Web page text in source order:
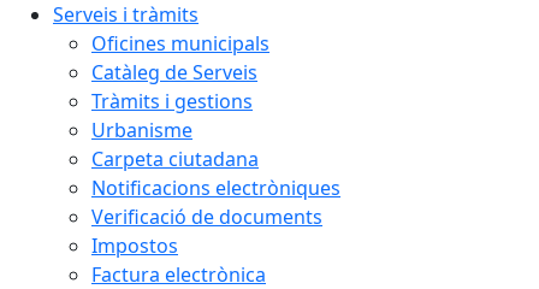
Serveis i tràmits
Oficines municipals
Catàleg de Serveis
Tràmits i gestions
Urbanisme
Carpeta ciutadana
Notificacions electròniques
Verificació de documents
Impostos
Factura electrònica